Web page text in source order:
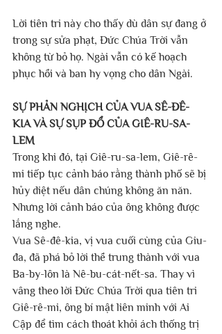
Lời tiên tri này cho thấy dù dân sự đang ở
trong sự sửa phạt, Đức Chúa Trời vẫn
không từ bỏ họ. Ngài vẫn có kế hoạch
phục hồi và ban hy vọng cho dân Ngài.
SỰ PHẢN NGHỊCH CỦA VUA SÊ-ĐÊ-
KIA VÀ SỰ SỤP ĐỔ CỦA GIÊ-RU-SA-
LEM
Trong khi đó, tại Giê-ru-sa-lem, Giê-rê-
mi tiếp tục cảnh báo rằng thành phố sẽ bị
hủy diệt nếu dân chúng không ăn năn.
Nhưng lời cảnh báo của ông không được
lắng nghe.
Vua Sê-đê-kia, vị vua cuối cùng của Giu-
đa, đã phá bỏ lời thề trung thành với vua
Ba-by-lôn là Nê-bu-cát-nết-sa. Thay vì
vâng theo lời Đức Chúa Trời qua tiên tri
Giê-rê-mi, ông bí mật liên minh với Ai
Cập để tìm cách thoát khỏi ách thống trị